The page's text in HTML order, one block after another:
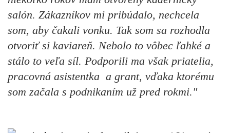
salón. Zákazníkov mi pribúdalo, nechcela
som, aby čakali vonku. Tak som sa rozhodla
otvoriť si kaviareň. Nebolo to vôbec ľahké a
stálo to veľa síl. Podporili ma však priatelia,
pracovná asistentka a grant, vďaka ktorému
som začala s podnikaním už pred rokmi."